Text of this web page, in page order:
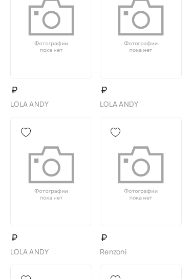
₽
LOLA ANDY
₽
LOLA ANDY
₽
LOLA ANDY
₽
Renzoni